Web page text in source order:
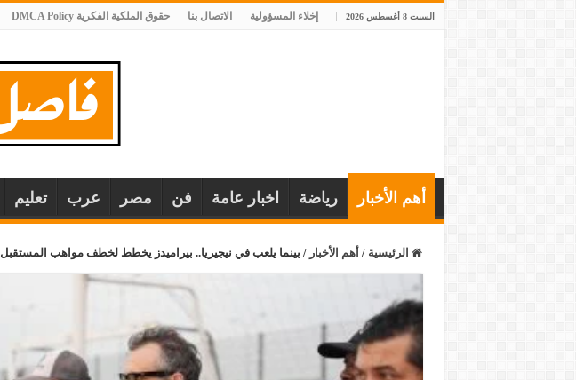
السبت 8 أغسطس 2026 إخلاء المسؤولية الاتصال بنا حقوق الملكية الفكرية DMCA Policy
أهم الأخبار رياضة اخبار عامة فن مصر عرب تعليم
الرئيسية / أهم الأخبار / بينما يلعب في نيجيريا.. بيراميدز يخطط لخطف مواهب المستقبل